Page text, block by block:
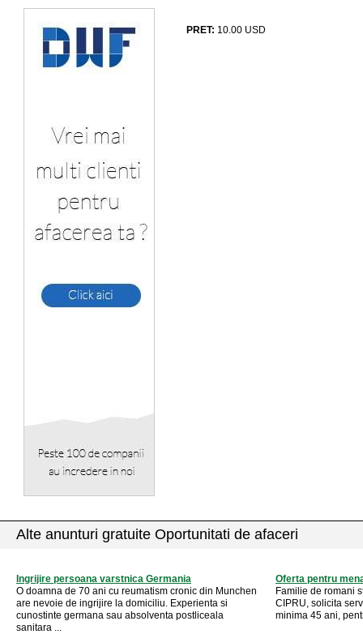
PRET: 10.00 USD
Alte anunturi gratuite Oportunitati de afaceri
Ingrijire persoana varstnica Germania
O doamna de 70 ani cu reumatism cronic din Munchen
are nevoie de ingrijire la domiciliu. Experienta si
cunostinte germana sau absolventa postliceala
sanitara ...
Oferta pentru
Familie de romani
CIPRU, solicita
minima 45 ani,